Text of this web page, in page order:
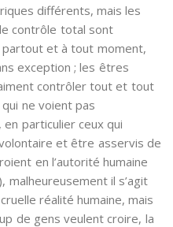
différents, mais les
contrôle total sont
et à tout moment,
exception ; les êtres
contrôler tout et tout
ne voient pas
particulier ceux qui
et être asservis de
en l’autorité humaine
malheureusement il s’agit
réalité humaine, mais
de gens veulent croire, la